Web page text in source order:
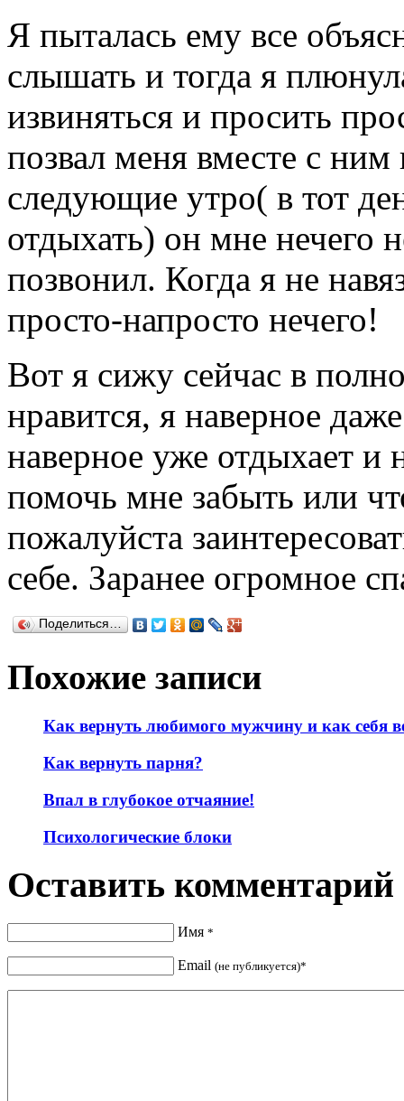
Я пыталась ему все
слышать и тогда я
извиняться и просить
позвал меня вместе с
следующие утро( в тот
отдыхать) он мне нечего
позвонил. Когда я не
просто-напросто нечего!
Вот я сижу сейчас в
нравится, я наверное
наверное уже отдыхает
помочь мне забыть или
пожалуйста
себе. Заранее огромное
Поделиться…
Похожие записи
Как вернуть любимого мужчину и как себя
Как вернуть парня?
Впал в глубокое отчаяние!
Психологические блоки
Оставить комментарий
Имя *
Email (не публикуется)*